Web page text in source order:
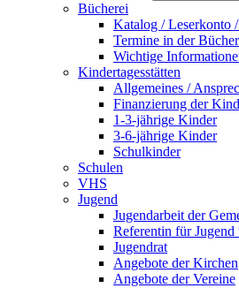
Bücherei
Katalog / Leserkonto
Termine in der
Wichtige
Kindertagesstätten
Allgemeines /
Finanzierung der
1-3-jährige Kinder
3-6-jährige Kinder
Schulkinder
Schulen
VHS
Jugend
Jugendarbeit der
Referentin für
Jugendrat
Angebote der Kirchen
Angebote der Vereine